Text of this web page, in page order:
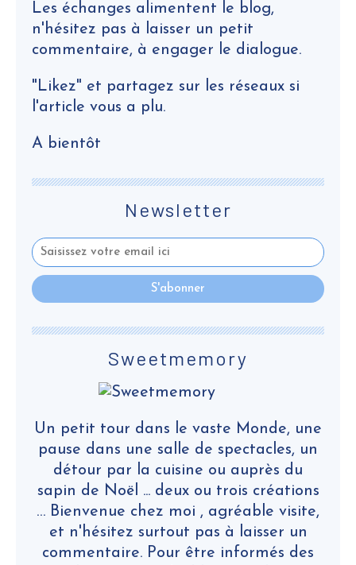
Newsletter
Sweetmemory
Un petit tour dans le vaste Monde, une
pause dans une salle de spectacles, un
détour par la cuisine ou auprès du
sapin de Noël ... deux ou trois créations
… Bienvenue chez moi , agréable visite,
et n'hésitez surtout pas à laisser un
commentaire. Pour être informés des
Les échanges alimentent le blog,
n'hésitez pas à laisser un petit
commentaire, à engager le dialogue.
"Likez" et partagez sur les réseaux si
l'article vous a plu.
A bientôt